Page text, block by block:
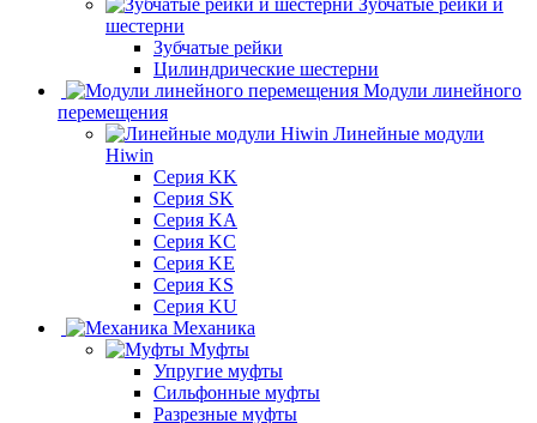
Зубчатые рейки и
шестерни
Зубчатые рейки
Цилиндрические шестерни
Модули линейного
перемещения
Линейные модули
Hiwin
Серия KK
Серия SK
Серия KA
Серия KC
Серия KE
Серия KS
Серия KU
Механика
Муфты
Упругие муфты
Сильфонные муфты
Разрезные муфты